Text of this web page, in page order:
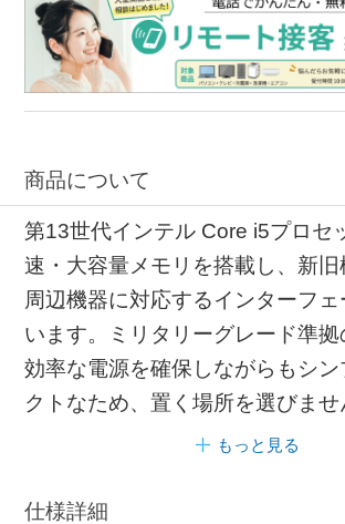
商品について
第13世代インテル Core i5プロセ
速・大容量メモリを搭載し、新
周辺機器に対応するインターフ
います。ミリタリーグレード準
効率な電源を確保しながらもシ
クトなため、置く場所を選びませ
もっと見る
仕様詳細